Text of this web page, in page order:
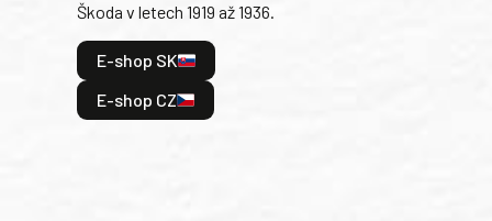
Škoda v letech 1919 až 1936.
E-shop SK
E-shop CZ